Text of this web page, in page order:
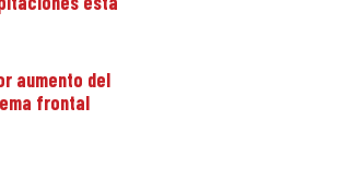
aumento del
frontal